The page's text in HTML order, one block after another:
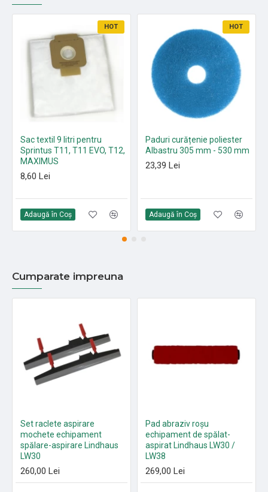
HOT
Sac textil 9 litri pentru
Sprintus T11, T11 EVO, T12,
MAXIMUS
8,60 Lei
Adaugă în Coş
HOT
Paduri curățenie poliester
Albastru 305 mm - 530 mm
23,39 Lei
Adaugă în Coş
Cumparate impreuna
Set raclete aspirare
mochete echipament
spălare-aspirare Lindhaus
LW30
260,00 Lei
Pad abraziv roșu
echipament de spălat-
aspirat Lindhaus LW30 /
LW38
269,00 Lei